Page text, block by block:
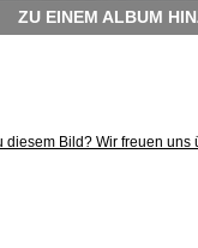
ZU EINEM ALBUM
Bild? Wir freuen uns